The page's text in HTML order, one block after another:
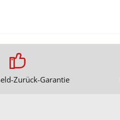
Zurück-Garantie